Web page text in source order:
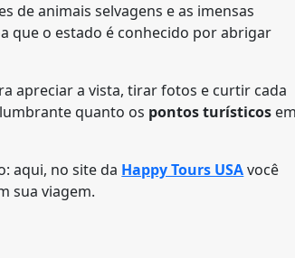
de animais selvagens e as imensas
que o estado é conhecido por abrigar
apreciar a vista, tirar fotos e curtir cada
quanto os pontos turísticos em
aqui, no site da Happy Tours USAvocê
sua viagem.